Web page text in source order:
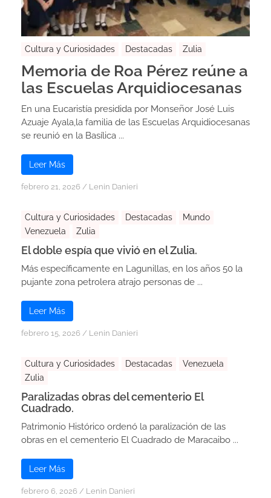
Cultura y Curiosidades Destacadas Zulia
Memoria de Roa Pérez reúne a
las Escuelas Arquidiocesanas
En una Eucaristía presidida por Monseñor José Luis
Azuaje Ayala,la familia de las Escuelas Arquidiocesanas
se reunió en la Basílica ...
Leer Más
febrero 21, 2026 / Lenin Danieri
Cultura y Curiosidades Destacadas
Mundo
Venezuela
Zulia
El doble espía que vivió en el Zulia.
Más específicamente en Lagunillas, en los años 50 la
pujante zona petrolera atrajo personas de ...
Leer Más
febrero 15, 2026 / Lenin Danieri
Cultura y Curiosidades Destacadas
Venezuela
Zulia
Paralizadas obras del cementerio El
Cuadrado.
Patrimonio Histórico ordenó la paralización de las
obras en el cementerio El Cuadrado de Maracaibo ...
Leer Más
febrero 6, 2026 / Lenin Danieri